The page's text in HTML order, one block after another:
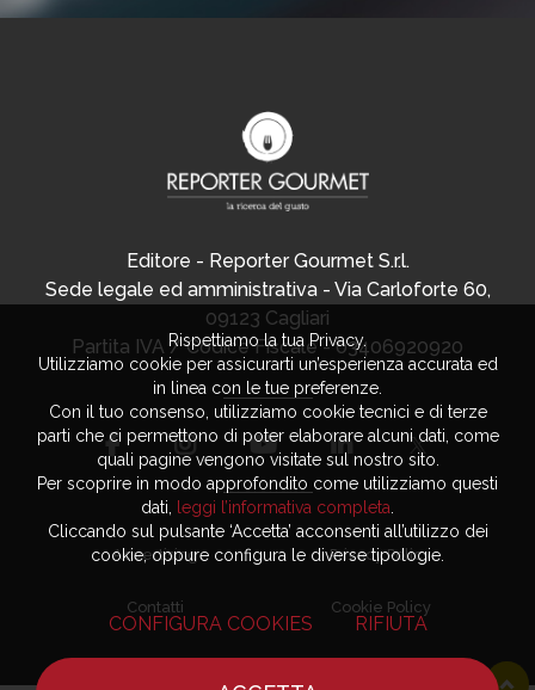
Editore - Reporter Gourmet S.r.l.
Sede legale ed amministrativa - Via Carloforte 60,
09123 Cagliari
Partita IVA / Codice Fiscale - 03406920920
Advertising
Contatti
Privacy Policy
Cookie Policy
Rispettiamo la tua Privacy.
Utilizziamo cookie per assicurarti un’esperienza accurata ed
in linea con le tue preferenze.
Con il tuo consenso, utilizziamo cookie tecnici e di terze
parti che ci permettono di poter elaborare alcuni dati, come
quali pagine vengono visitate sul nostro sito.
Per scoprire in modo approfondito come utilizziamo questi
dati,
leggi l’informativa completa
Cliccando sul pulsante ‘Accetta’ acconsenti all’utilizzo dei
cookie, oppure configura le diverse tipologie.
CONFIGURA COOKIES RIFIUTA